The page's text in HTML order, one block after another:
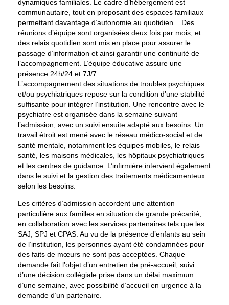
dynamiques familiales. Le cadre d’hébergement est
communautaire, tout en proposant des espaces familiaux
permettant davantage d’autonomie au quotidien. . Des
réunions d’équipe sont organisées deux fois par mois, et
des relais quotidien sont mis en place pour assurer le
passage d’information et ainsi garantir une continuité de
l’accompagnement. L’équipe éducative assure une
présence 24h/24 et 7J/7.
L’accompagnement des situations de troubles psychiques
et/ou psychiatriques repose sur la condition d’une stabilité
suffisante pour intégrer l’institution. Une rencontre avec le
psychiatre est organisée dans la semaine suivant
l’admission, avec un suivi ensuite adapté aux besoins. Un
travail étroit est mené avec le réseau médico-social et de
santé mentale, notamment les équipes mobiles, le relais
santé, les maisons médicales, les hôpitaux psychiatriques
et les centres de guidance. L’infirmière intervient également
dans le suivi et la gestion des traitements médicamenteux
selon les besoins.
Les critères d’admission accordent une attention
particulière aux familles en situation de grande précarité,
en collaboration avec les services partenaires tels que les
SAJ, SPJ et CPAS. Au vu de la présence d’enfants au sein
de l’institution, les personnes ayant été condamnées pour
des faits de mœurs ne sont pas acceptées. Chaque
demande fait l’objet d’un entretien de pré-accueil, suivi
d’une décision collégiale prise dans un délai maximum
d’une semaine, avec possibilité d’accueil en urgence à la
demande d’un partenaire.